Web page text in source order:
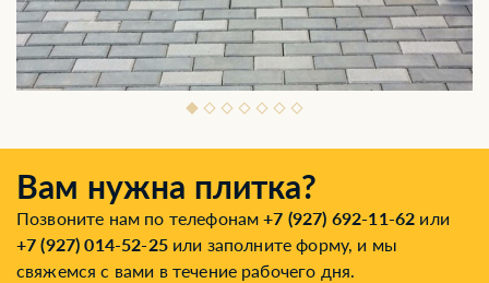
Вам нужна плитка?
Позвоните нам по телефонам+7 (927) 692-11-62 или
+7 (927) 014-52-25или заполните форму, и мы
свяжемся с вами в течение рабочего дня.